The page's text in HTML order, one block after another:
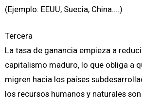
(Ejemplo: EEUU, Suecia, China....)
Tercera
La tasa de ganancia empieza a
capitalismo maduro, lo que obliga a
migren hacia los países
los recursos humanos y naturales